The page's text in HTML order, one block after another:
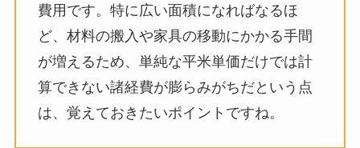
費用です。特に広い面積になればなるほ
ど、材料の搬入や家具の移動にかかる手間
が増えるため、単純な平米単価だけでは計
算できない諸経費が膨らみがちだという点
は、覚えておきたいポイントですね。